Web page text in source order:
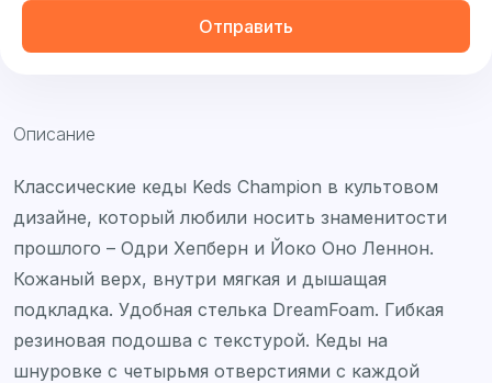
Отправить
Описание
Классические кеды Keds Champion в культовом
дизайне, который любили носить знаменитости
прошлого – Одри Хепберн и Йоко Оно Леннон.
Кожаный верх, внутри мягкая и дышащая
подкладка. Удобная стелька DreamFoam. Гибкая
резиновая подошва с текстурой. Кеды на
шнуровке с четырьмя отверстиями с каждой